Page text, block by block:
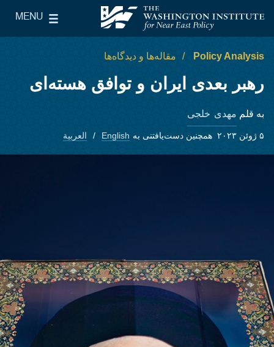
The Washington Institute for Near East Policy
MENU
Main Menu
Policy Analysis مقاله‌ها و دیدگاه‌ها
رهبر بعدی ایران و توافق هسته‌ای
به قلم مهدی خلجی
۵ ژوئن ۲۰۲۳ همچنین دست‌یافتنی به English العربية